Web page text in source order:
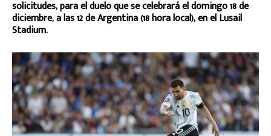
solicitudes, para el duelo que se celebrará el domingo 18 de
diciembre, a las 12 de Argentina (18 hora local), en el Lusail
Stadium.